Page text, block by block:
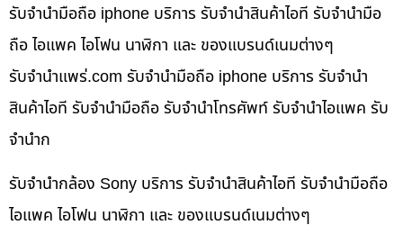
รับจำนำมือถือ iphone บริการ รับจำนำสินค้าไอที รับจำนำมือ
ถือ ไอแพค ไอโฟน นาฬิกา และ ของแบรนด์เนมต่างๆ
รับจํานําแพร่.com รับจำนำมือถือ iphone บริการ รับจำนำ
สินค้าไอที รับจำนำมือถือ รับจำนำโทรศัพท์ รับจำนำไอแพค รับ
จำนำก
รับจำนำกล้อง Sony บริการ รับจำนำสินค้าไอที รับจำนำมือถือ
ไอแพค ไอโฟน นาฬิกา และ ของแบรนด์เนมต่างๆ